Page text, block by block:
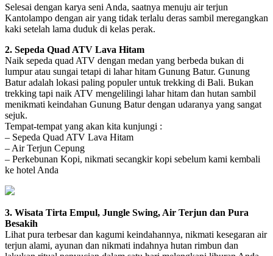
Selesai dengan karya seni Anda, saatnya menuju air terjun
Kantolampo dengan air yang tidak terlalu deras sambil meregangkan
kaki setelah lama duduk di kelas perak.
2. Sepeda Quad ATV Lava Hitam
Naik sepeda quad ATV dengan medan yang berbeda bukan di
lumpur atau sungai tetapi di lahar hitam Gunung Batur. Gunung
Batur adalah lokasi paling populer untuk trekking di Bali. Bukan
trekking tapi naik ATV mengelilingi lahar hitam dan hutan sambil
menikmati keindahan Gunung Batur dengan udaranya yang sangat
sejuk.
Tempat-tempat yang akan kita kunjungi :
– Sepeda Quad ATV Lava Hitam
– Air Terjun Cepung
– Perkebunan Kopi, nikmati secangkir kopi sebelum kami kembali
ke hotel Anda
3. Wisata Tirta Empul, Jungle Swing, Air Terjun dan Pura
Besakih
Lihat pura terbesar dan kagumi keindahannya, nikmati kesegaran air
terjun alami, ayunan dan nikmati indahnya hutan rimbun dan